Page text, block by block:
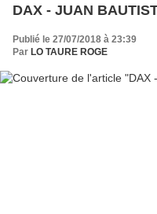
DAX - JUAN
Publié le 27/07/2018 à 23:39
Par LO TAURE ROGE